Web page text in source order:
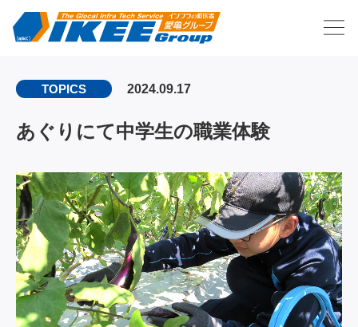
TOPICS 2024.09.17
あぐりにて中学生の職業体験